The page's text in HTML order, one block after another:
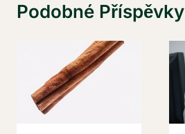
Podobné Příspěvky